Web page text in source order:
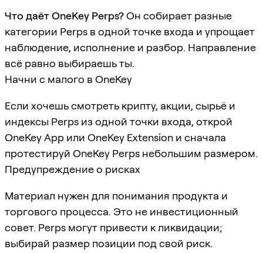
Что даёт OneKey Perps?Он собирает разные
категории Perps в одной точке входа и упрощает
наблюдение, исполнение и разбор. Направление
всё равно выбираешь ты.
Начни с малого в OneKey
Если хочешь смотреть крипту, акции, сырьё и
индексы Perps из одной точки входа, открой
OneKey App или OneKey Extension и сначала
протестируй OneKey Perps небольшим размером.
Предупреждение о рисках
Материал нужен для понимания продукта и
торгового процесса. Это не инвестиционный
совет. Perps могут привести к ликвидации;
выбирай размер позиции под свой риск.